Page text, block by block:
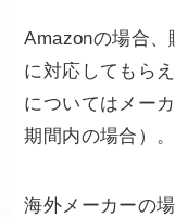
Amazonの場合、
に対応してもら
についてはメー
期間内の場合）。
海外メーカーの